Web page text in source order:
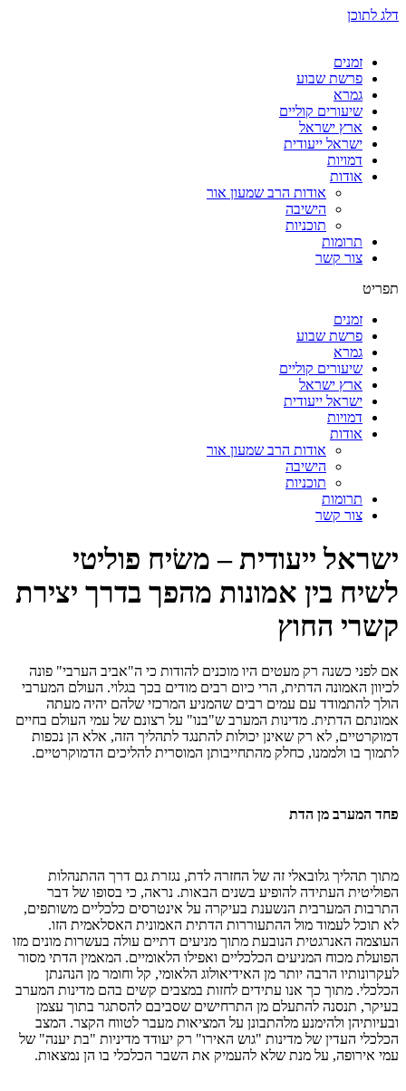
דלג לתוכן
זמנים
פרשת שבוע
גמרא
שיעורים קוליים
ארץ ישראל
ישראל ייעודית
דמויות
אודות
אודות הרב שמעון אור
הישיבה
תוכניות
תרומות
צור קשר
תפריט
זמנים
פרשת שבוע
גמרא
שיעורים קוליים
ארץ ישראל
ישראל ייעודית
דמויות
אודות
אודות הרב שמעון אור
הישיבה
תוכניות
תרומות
צור קשר
ישראל ייעודית – משׂיח פוליטי
לשיח בין אמונות מהפך בדרך יצירת
קשרי החוץ
אם לפני כשנה רק מעטים היו מוכנים להודות כי ה"אביב הערבי" פונה
לכיוון האמונה הדתית, הרי כיום רבים מודים בכך בגלוי. העולם המערבי
הולך להתמודד עם עמים רבים שהמניע המרכזי שלהם יהיה מעתה
אמונתם הדתית. מדינות המערב ש"בנו" על רצונם של עמי העולם בחיים
דמוקרטיים, לא רק שאינן יכולות להתנגד לתהליך הזה, אלא הן נכפות
לתמוך בו ולממנו, כחלק מהתחייבותן המוסרית להליכים הדמוקרטיים.
פחד המערב מן הדת
מתוך תהליך גלובאלי זה של החזרה לדת, נגזרת גם דרך ההתנהלות
הפוליטית העתידה להופיע בשנים הבאות. נראה, כי בסופו של דבר
התרבות המערבית הנשענת בעיקרה על אינטרסים כלכליים משותפים,
לא תוכל לעמוד מול ההתעוררות הדתית האמונית האסלאמית הזו.
העוצמה האנרגטית הנובעת מתוך מניעים דתיים עולה בעשרות מונים מזו
הפועלת מכוח המניעים הכלכליים ואפילו הלאומיים. המאמין הדתי מסור
לעקרונותיו הרבה יותר מן האידיאולוג הלאומי, קל וחומר מן הנהנתן
הכלכלי. מתוך כך אנו עתידים לחזות במצבים קשים בהם מדינות המערב
בעיקר, תנסנה להתעלם מן התרחישים שסביבם להסתגר בתוך עצמן
ובעיותיהן ולהימנע מלהתבונן על המציאות מעבר לטווח הקצר. המצב
הכלכלי העדין של מדינות "גוש האירו" רק יעודד מדיניות "בת יענה" של
עמי אירופה, על מנת שלא להעמיק את השבר הכלכלי בו הן נמצאות.